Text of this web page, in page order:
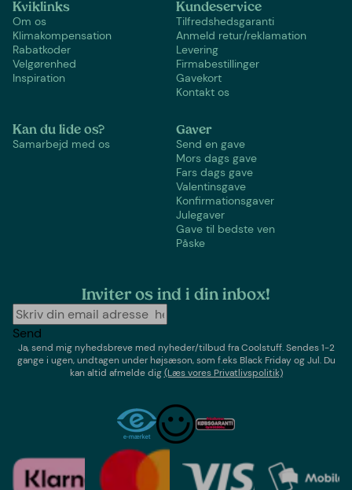
Kviklinks
Om os
Klimakompensation
Rabatkoder
Velgørenhed
Inspiration
Kundeservice
Tilfredshedsgaranti
Anmeld retur/reklamation
Levering
Firmabestillinger
Gavekort
Kontakt os
Kan du lide os?
Samarbejd med os
Gaver
Send en gave
Mors dags gave
Fars dags gave
Valentinsgave
Konfirmationsgaver
Julegaver
Gave til bedste ven
Påske
Inviter os ind i din inbox!
Send
Ja, send mig nyhedsbreve med nyheder/tilbud fraCoolstuff. Sendes 1-2
gange i ugen,undtagen under højsæson, som f.eks Black Friday og Jul. Du
kan altid afmelde dig(Læs vores Privatlivspolitik)